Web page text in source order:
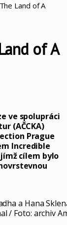
Land of A
of A
ve spolupráci
(AČCKA)
Prague
Incredible
cílem bylo
a Hana
/ Foto: archiv